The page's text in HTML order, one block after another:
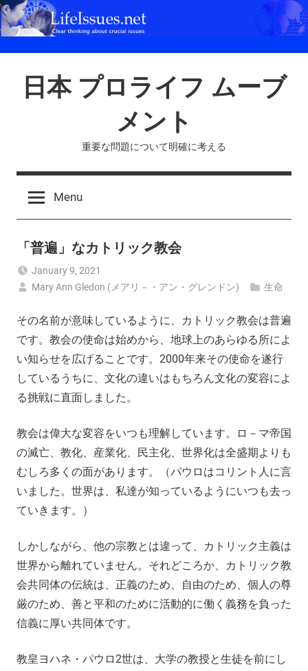
Skip
to
日本 プロライフ ムーブ
メント
重要な問題について明確に考える
Menu
「普遍」なカトリック教会
January 9, 2021
Mary Ann Gledon (メアリ－・アン・グレンドン)
生命
その名前が意味しているように、カトリック教会は普遍
です。教会の使命は始めから、地球上のあらゆる所によ
い知らせを広げることです。2000年来その使命を遂行
しているうちに、文化の違いはもちろん文化の変容によ
る挑戦に直面しました。
教会は偉大な変容をいつも理解しています。ロ－マ帝国
の滅亡、教化、産業化、民主化、世界化は全盛期よりも
むしろ多くの面があります。（パウロはコリント人に言
いました。世界は、私達が知っているようにいつも去っ
ていきます。）
しかしながら、他の宗教とは違って、カトリック主義は
世界から離れていません。それどころか、カトリック教
会共同体の伝統は、正義のため、自由のため、個人の尊
厳のため、善と平和のために活動的に働く義務を負った
信義に厚い共同体です。
教皇ヨハネ・パウロ2世は、大学の教授と生徒を前にし